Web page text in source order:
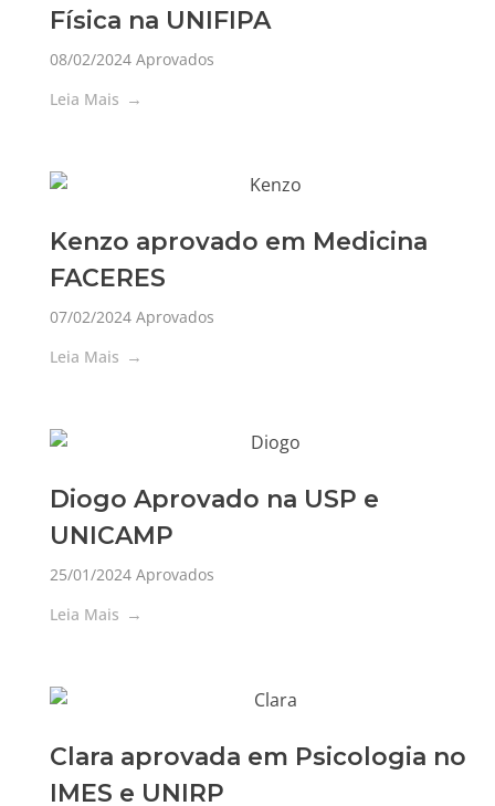
Física na UNIFIPA
08/02/2024 Aprovados
Leia Mais
Kenzo aprovado em Medicina
FACERES
07/02/2024 Aprovados
Leia Mais
Diogo Aprovado na USP e
UNICAMP
25/01/2024 Aprovados
Leia Mais
Clara aprovada em Psicologia no
IMES e UNIRP